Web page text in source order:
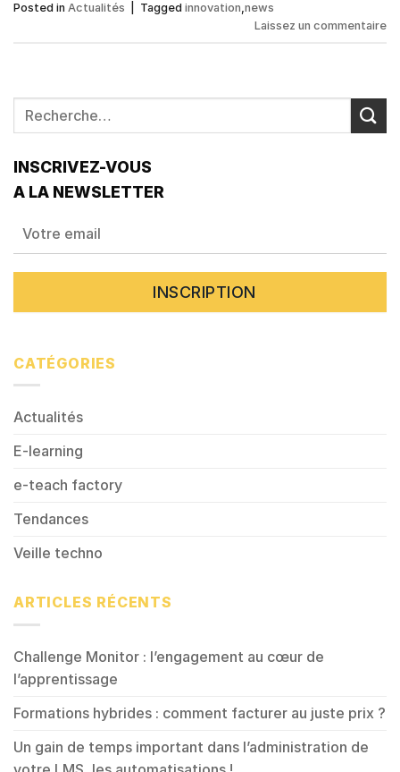
Posted in Actualités Tagged innovation,news
Laissez un commentaire
INSCRIVEZ-VOUS
A LA NEWSLETTER
CATÉGORIES
Actualités
E-learning
e-teach factory
Tendances
Veille techno
ARTICLES RÉCENTS
Challenge Monitor : l’engagement au cœur de
l’apprentissage
Formations hybrides : comment facturer au juste prix ?
Un gain de temps important dans l’administration de